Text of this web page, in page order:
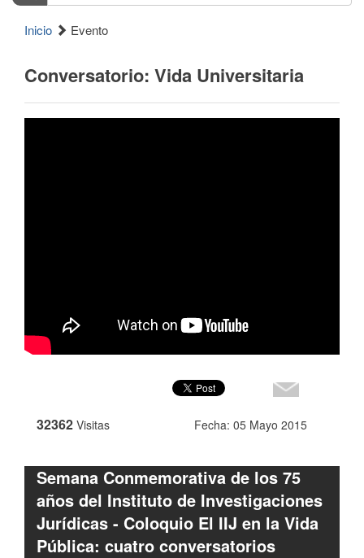
Inicio Evento
Conversatorio: Vida Universitaria
32362 Visitas Fecha: 05 Mayo 2015
Semana Conmemorativa de los 75
años del Instituto de Investigaciones
Jurídicas - Coloquio El IIJ en la Vida
Pública: cuatro conversatorios